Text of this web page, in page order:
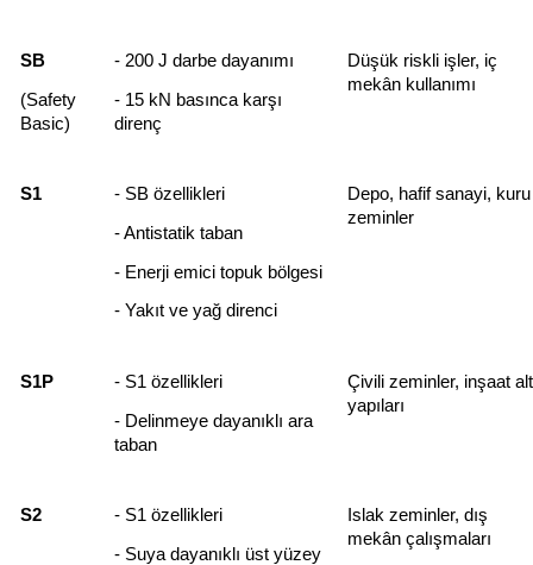
SB
(Safety
Basic)
- 200 J darbe dayanımı
- 15 kN basınca karşı
direnç
Düşük riskli işler, iç
mekân kullanımı
S1 - SB özellikleri
- Antistatik taban
- Enerji emici topuk bölgesi
- Yakıt ve yağ direnci
Depo, hafif sanayi, kuru
zeminler
S1P - S1 özellikleri
- Delinmeye dayanıklı ara
taban
Çivili zeminler, inşaat alt
yapıları
S2 - S1 özellikleri
- Suya dayanıklı üst yüzey
Islak zeminler, dış
mekân çalışmaları